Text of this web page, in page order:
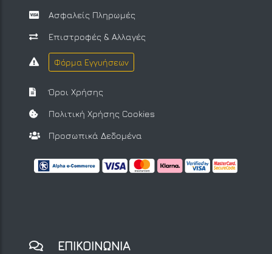
Ασφαλείς Πληρωμές
Επιστροφές & Αλλαγές
Φόρμα Εγγυήσεων
Όροι Χρήσης
Πολιτική Χρήσης Cookies
Προσωπικά Δεδομένα
ΕΠΙΚΟΙΝΩΝΙΑ